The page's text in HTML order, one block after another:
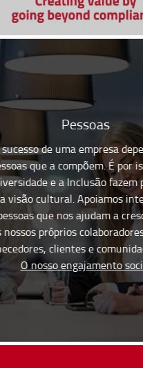
Pessoas
de uma empresa
que a compõem. É por
e a Inclusão fazem
visão cultural. Apoiamos
que nos ajudam a
nossos próprios
clientes e
O nosso engajamento